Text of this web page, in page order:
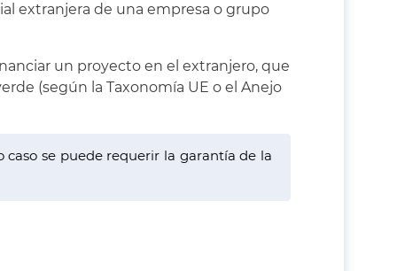
extranjera de una empresa o grupo
un proyecto en el extranjero, que
(según la Taxonomía UE o el Anejo
se puede requerir la garantía de la